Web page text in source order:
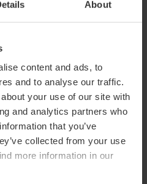
About
content and ads, to
and to analyse our traffic.
your use of our site with
and analytics partners who
that you’ve
collected from your use
more information in our
centre UNED dans votre
préinscription à l'université.
? Vous pouvez poser vos
lors d'un appel vidéo
un appel vidéo